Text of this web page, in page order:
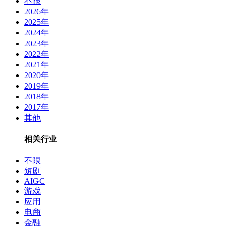
2026年
2025年
2024年
2023年
2022年
2021年
2020年
2019年
2018年
2017年
其他
相关行业
不限
短剧
AIGC
游戏
应用
电商
金融